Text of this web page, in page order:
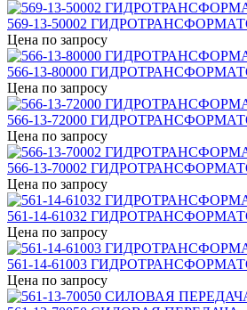
569-13-50002
Цена по запросу
566-13-80000
Цена по запросу
566-13-72000
Цена по запросу
566-13-70002
Цена по запросу
561-14-61032
Цена по запросу
561-14-61003
Цена по запросу